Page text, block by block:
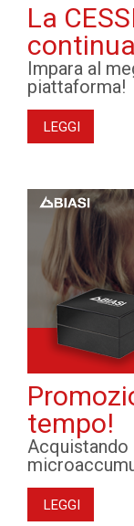
La
Impara al
piattaforma!
LEGGI
tempo!
Acquistando
LEGGI